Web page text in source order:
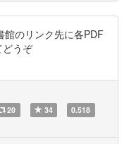
のリンク先に各PDF
うぞ
20 34 0.518